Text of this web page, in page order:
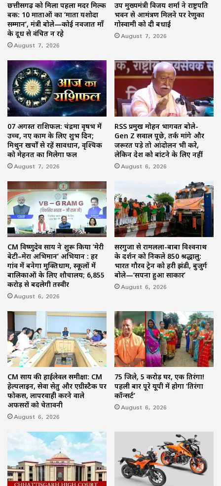
छत्तीसगढ़ को मिला पहला मदर मिल्क
बैंक: 10 माताओं का ‘माता यशोदा
सम्मान’, मंत्री बोले—कोई नवजात माँ
के दूध से वंचित न रहे
August 7, 2026
उप मुख्यमंत्री विजय शर्मा ने राष्ट्रपति
भवन से आमंत्रण मिलने पर रेणुका
गोस्वामी को दी बधाई
August 7, 2026
07 अगस्त राशिफल: चंद्रमा वृषभ में
उच्च, नए काम के लिए शुभ दिन;
मिथुन खर्चों से रहें सावधान, वृश्चिक
को मेहनत का मिलेगा फल
August 7, 2026
RSS प्रमुख मोहन भागवत बोले-
Gen Z सवाल पूछे, तर्क मांगे और
जरूरत पड़े तो आंदोलन भी करे,
लेकिन देश को बांटने के लिए नहीं
August 6, 2026
CM विष्णुदेव साय ने शुरू किया ‘मेरी
बेटी–मेरा अभिमान’ अभियान : हर
गांव में बनेगा मुक्तिधाम, स्कूलों में
बालिकाओं के लिए शौचालय; 6,855
करोड़ से बदलेगी तस्वीर
August 6, 2026
सरगुजा से रामलला-बाबा विश्वनाथ
के दर्शन को निकले 850 श्रद्धालु:
भारत गौरव ट्रेन को हरी झंडी, बुजुर्ग
बोले—‘सपना हुआ साकार’
August 6, 2026
CM साय की हाईलेवल समीक्षा: CM
हेल्पलाइन, सेवा सेतु और एग्रीस्टैक पर
फोकस, लापरवाही करने वाले
अफसरों को चेतावनी
August 6, 2026
75 जिले, 5 करोड़ घर, एक तिरंगा!
पहली बार पूरे यूपी में होगा ‘तिरंगा
कॉन्सर्ट’
August 6, 2026